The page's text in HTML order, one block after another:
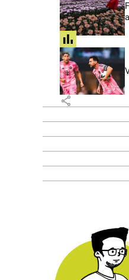
share
share